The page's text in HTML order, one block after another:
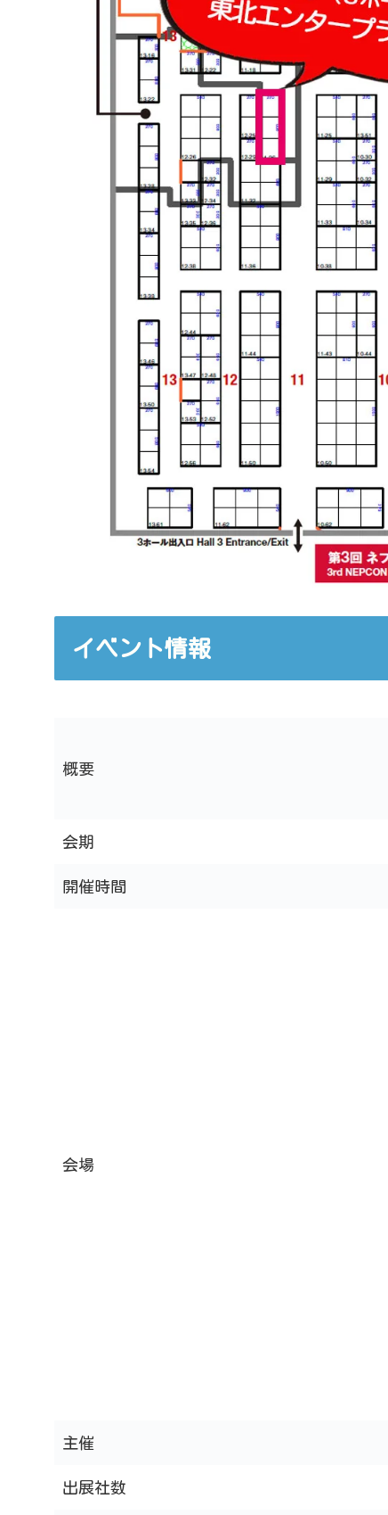
イベント情報
概要
会期
開催時間
会場
主催
出展社数